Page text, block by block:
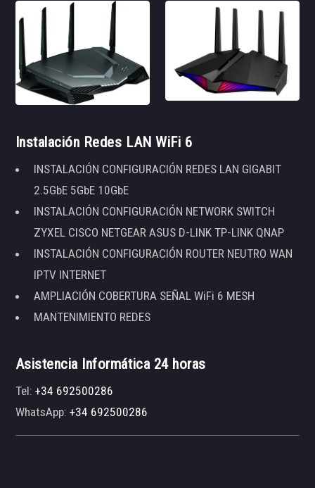
Instalación Redes LAN WiFi 6
INSTALACIÓN CONFIGURACIÓN REDES LAN GIGABIT
2.5GbE 5GbE 10GbE
INSTALACIÓN CONFIGURACIÓN NETWORK SWITCH
ZYXEL CISCO NETGEAR ASUS D-LINK TP-LINK QNAP
INSTALACIÓN CONFIGURACIÓN ROUTER NEUTRO WAN
IPTV INTERNET
AMPLIACIÓN COBERTURA SEÑAL WiFi 6 MESH
MANTENIMIENTO REDES
Asistencia Informática 24 horas
Tel:+34 692500286
WhatsApp:+34 692500286